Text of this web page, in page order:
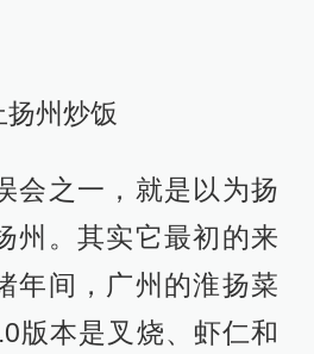
州炒饭
会之一，就是以为扬
州。其实它最初的来
年间，广州的淮扬菜
版本是叉烧、虾仁和